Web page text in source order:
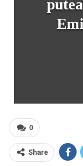
0
Share